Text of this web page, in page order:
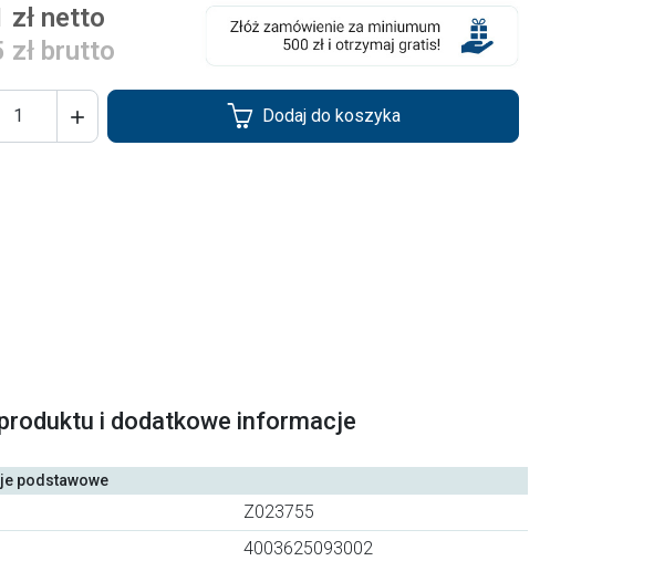
zł netto
zł brutto
 Dodaj do koszyka
i dodatkowe informacje
podstawowe
Z023755
4003625093002